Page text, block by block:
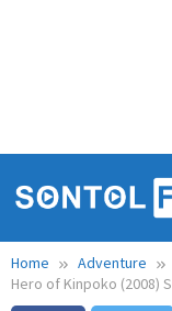
Home Adventure
Hero of Kinpoko (2008)